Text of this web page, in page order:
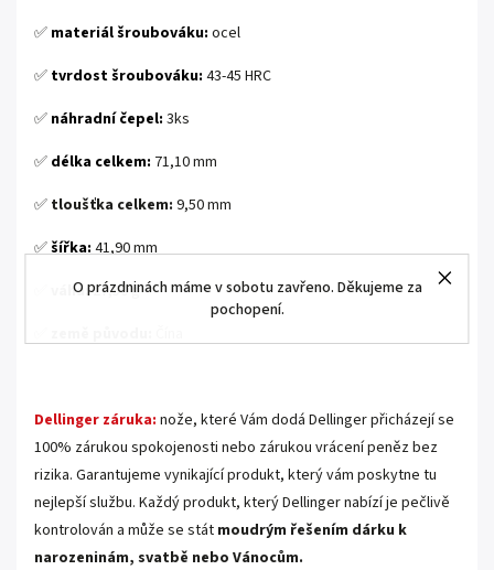
O prázdninách máme v sobotu zavřeno. Děkujeme za
pochopení.
✅ materiál šroubováku: ocel
✅ tvrdost šroubováku: 43-45 HRC
✅ náhradní čepel: 3ks
✅ délka celkem: 71,10 mm
✅ tloušťka celkem: 9,50 mm
✅šířka:41,90 mm
váha:27,50g
Dellinger záruka: nože, které Vám dodá Dellinger přicházejí se
100% zárukou spokojenosti nebo zárukou vrácení peněz bez
rizika. Garantujeme vynikající produkt, který vám poskytne tu
nejlepší službu. Každý produkt, který Dellinger nabízí je pečlivě
kontrolován a může se stát moudrým řešením dárku k
narozeninám, svatbě nebo Vánocům.